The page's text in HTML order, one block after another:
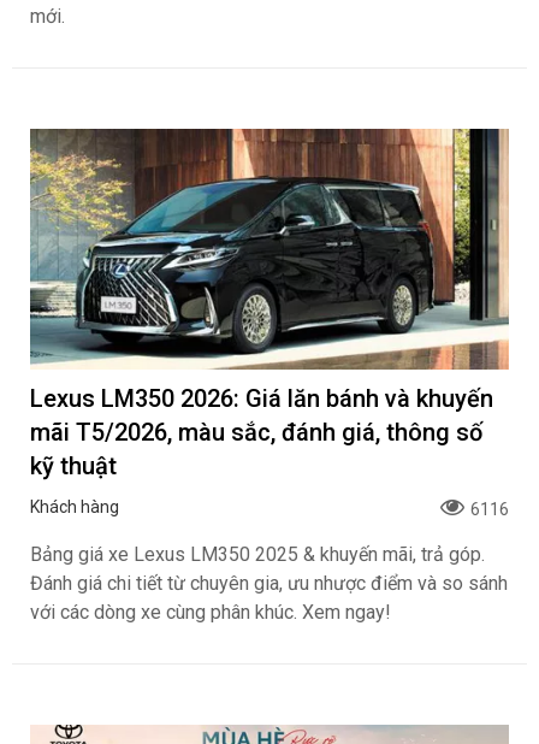
mới.
Lexus LM350 2026: Giá lăn bánh và khuyến
mãi T5/2026, màu sắc, đánh giá, thông số
kỹ thuật
Khách hàng 6116
Bảng giá xe Lexus LM350 2025 & khuyến mãi, trả góp.
Đánh giá chi tiết từ chuyên gia, ưu nhược điểm và so sánh
với các dòng xe cùng phân khúc. Xem ngay!